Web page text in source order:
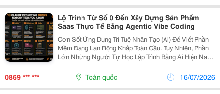
Lộ Trình Từ Số 0 Đến Xây Dựng Sản Phẩm
Saas Thực Tế Bằng Agentic Vibe Coding
Cơn Sốt Ứng Dụng Trí Tuệ Nhân Tạo (Ai) Để Viết Phần
Mềm Đang Lan Rộng Khắp Toàn Cầu. Tuy Nhiên, Phần
Lớn Những Người Tự Học Lập Trình Bằng Ai Hiện Nay
Chỉ Dừng Lại Ở Các Ứng Dụng Đơn Giản Dạng Giao
Diện Mẫu Trên Web Mà Không Thể Đưa Ra Vận Hành
Thực...
0869 *** *** Toàn quốc 16/07/2026